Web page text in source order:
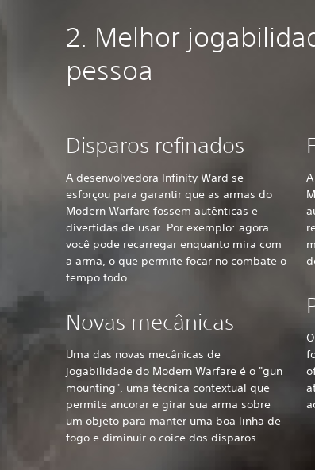
2. Melhor
pessoa
Disparos refinados
A desenvolvedora Infinity Ward se
esforçou para garantir que as armas do
Modern Warfare fossem autênticas e
divertidas de usar. Por exemplo: agora
você pode recarregar enquanto mira com
a arma, o que permite focar no combate o
tempo todo.
Novas mecânicas
Uma das novas mecânicas de
jogabilidade do Modern Warfare é o "gun
mounting", uma técnica contextual que
permite ancorar e girar sua arma sobre
um objeto para manter uma boa linha de
fogo e diminuir o coice dos disparos.